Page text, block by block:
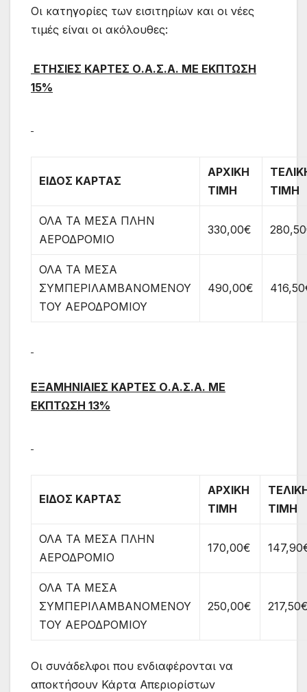
Οι κατηγορίες των εισιτηρίων και οι νέες
τιμές είναι οι ακόλουθες:
ΕΤΗΣΙΕΣ ΚΑΡΤΕΣ Ο.Α.Σ.Α. ΜΕ ΕΚΠΤΩΣΗ
15%
ΕΙΔΟΣ ΚΑΡΤΑΣ
ΑΡΧΙΚΗ
ΤΙΜΗ
ΤΙΜΗ
ΟΛΑ ΤΑ ΜΕΣΑ ΠΛΗΝ
ΑΕΡΟΔΡΟΜΙΟ
330,00€
ΟΛΑ ΤΑ ΜΕΣΑ
ΣΥΜΠΕΡΙΛΑΜΒΑΝΟΜΕΝΟΥ
ΤΟΥ ΑΕΡΟΔΡΟΜΙΟΥ
490,00€
ΕΞΑΜΗΝΙΑΙΕΣ ΚΑΡΤΕΣ Ο.Α.Σ.Α. ΜΕ
ΕΚΠΤΩΣΗ 13%
ΕΙΔΟΣ ΚΑΡΤΑΣ
ΑΡΧΙΚΗ
ΤΙΜΗ
ΤΙΜΗ
ΟΛΑ ΤΑ ΜΕΣΑ ΠΛΗΝ
ΑΕΡΟΔΡΟΜΙΟ
170,00€
ΟΛΑ ΤΑ ΜΕΣΑ
ΣΥΜΠΕΡΙΛΑΜΒΑΝΟΜΕΝΟΥ
ΤΟΥ ΑΕΡΟΔΡΟΜΙΟΥ
250,00€
Οι συνάδελφοι που ενδιαφέρονται να
αποκτήσουν Κάρτα Απεριορίστων